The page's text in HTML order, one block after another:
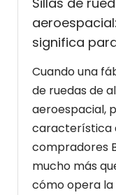
significa
Cuando una
de ruedas de
aeroespacial,
característica
compradores
mucho más
cómo opera